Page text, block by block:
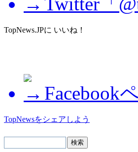
TopNews.JPに いいね！
Facebook
TopNewsをシェアしよう